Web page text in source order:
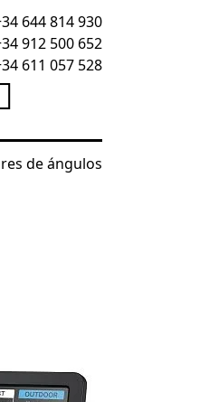
644 814 930
912 500 652
611 057 528
de ángulos